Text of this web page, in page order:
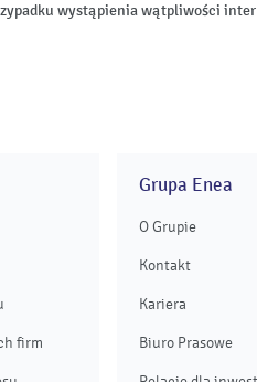
wystąpienia wątpliwości
firm
Grupa Enea
O Grupie
Kontakt
Kariera
Biuro Prasowe